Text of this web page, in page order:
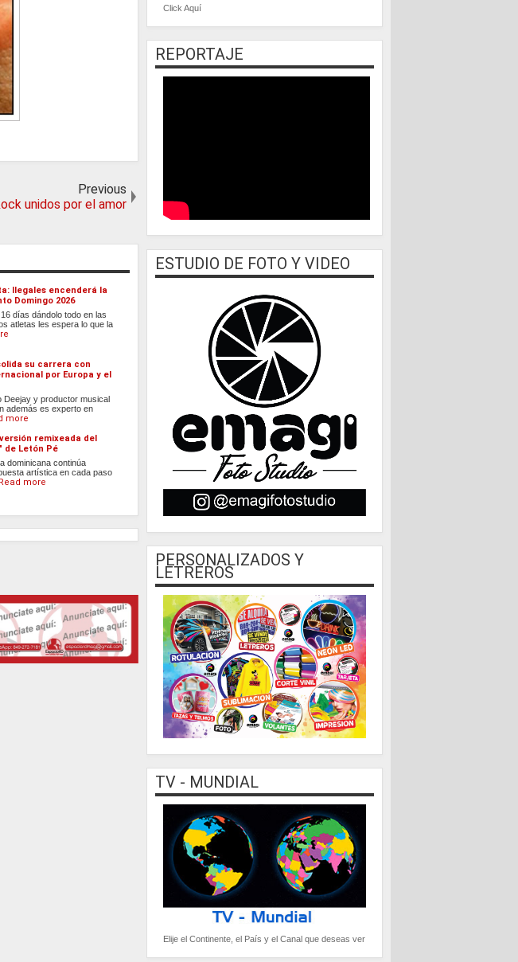
Previous
unidos por el amor
Ilegales encenderá la
Domingo 2026
días dándolo todo en las
atletas les espera lo que la
su carrera con
por Europa y el
Deejay y productor musical
además es experto en
more
versión remixeada del
de Letón Pé
dominicana continúa
artística en cada paso
Read more
Click Aquí
REPORTAJE
ESTUDIO DE FOTO Y VIDEO
PERSONALIZADOS Y
LETREROS
TV - MUNDIAL
Elije el Continente, el País y el Canal que deseas ver